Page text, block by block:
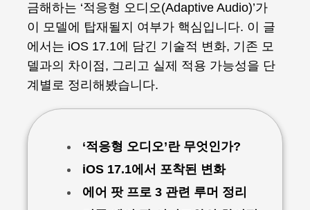
금해하는 ‘적응형 오디오(Adaptive Audio)’가
이 모델에 탑재될지 여부가 핵심입니다. 이 글
에서는 iOS 17.1에 담긴 기술적 변화, 기존 모
델과의 차이점, 그리고 실제 적용 가능성을 단
계별로 정리해봤습니다.
‘적응형 오디오’란 무엇인가?
iOS 17.1에서 포착된 변화
에어 팟 프로 3 관련 루머 정리